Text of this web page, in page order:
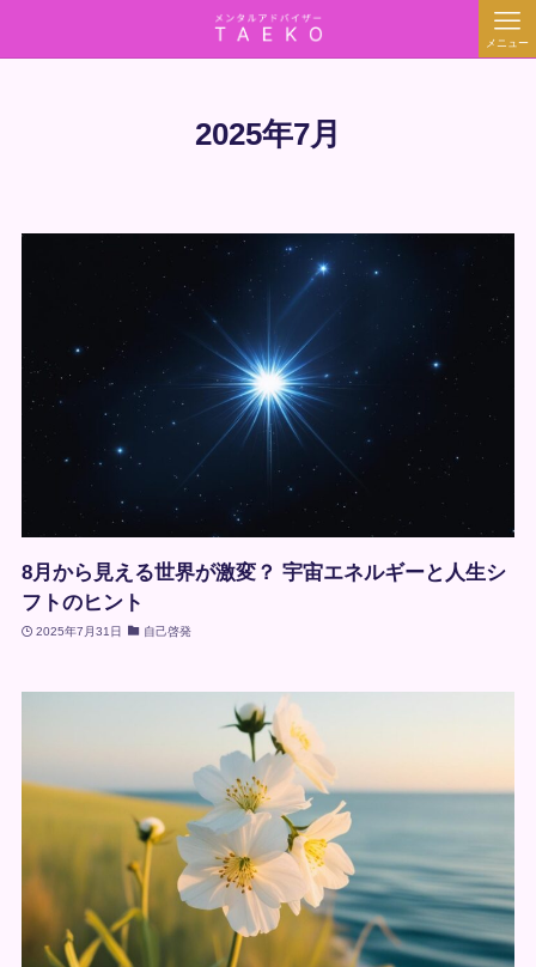
メニュー
2025年7月
8月から見える世界が激変？ 宇宙エネルギーと人生シ
フトのヒント
2025年7月31日 自己啓発